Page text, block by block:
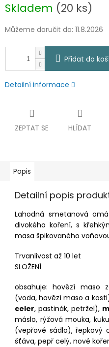
cena:
Skladem (20 ks)
Můžeme doručit do: 11.8.2026
Přidat do
Detailní informace
ZEPTAT SE HLÍDAT
Popis
Detailní popis
Lahodná smetanová
divokého koření, s
masa špikovaného
Trvanlivost až 10 let
SLOŽENÍ
obsahuje: hovězí maso
(voda, hovězí maso a
celer, pastinák, petržel),
máslo, rýžová mouka,
(vepřové sádlo), řepkový
šťáva, pepř celý, nové